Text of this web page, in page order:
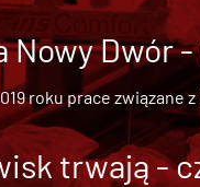
Nowy Dwór
roku prace związane z
trwają -